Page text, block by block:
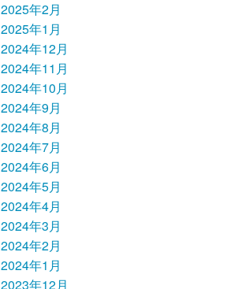
2025年2月
2025年1月
2024年12月
2024年11月
2024年10月
2024年9月
2024年8月
2024年7月
2024年6月
2024年5月
2024年4月
2024年3月
2024年2月
2024年1月
2023年12月